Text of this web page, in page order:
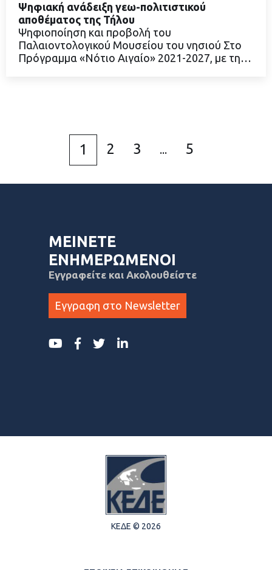
ΔΙΑΒΑΣΤΕ ΠΕΡΙΣΣΟΤΕΡΑ
Ψηφιακή ανάδειξη γεω-πολιτιστικού
αποθέματος της Τήλου
Ψηφιοποίηση και προβολή του
Παλαιοντολογικού Μουσείου του νησιού Στο
Πρόγραμμα «Νότιο Αιγαίο» 2021-2027, με τη…
1 2 3 ... 5
ΜΕΙΝΕΤΕ
ΕΝΗΜΕΡΩΜΕΝΟΙ
Εγγραφείτε και Ακολουθείστε
Εγγραφη στο Newsletter
ΚΕΔΕ © 2026